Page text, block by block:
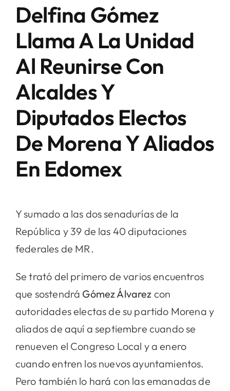
Delfina Gómez
Llama A La Unidad
Al Reunirse Con
Alcaldes Y
Diputados Electos
De Morena Y Aliados
En Edomex
Y sumado a las dos senadurías de la
República y 39 de las 40 diputaciones
federales de MR.
Se trató del primero de varios encuentros
que sostendrá Gómez Álvarez con
autoridades electas de su partido Morena y
aliados de aquí a septiembre cuando se
renueven el Congreso Local y a enero
cuando entren los nuevos ayuntamientos.
Pero también lo hará con las emanadas de